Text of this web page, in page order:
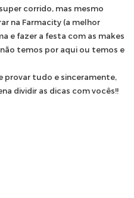
corrido, mas mesmo
na Farmacity (a melhor
e fazer a festa com as makes
temos por aqui ou temos e
provar tudo e sinceramente,
dividir as dicas com vocês!!